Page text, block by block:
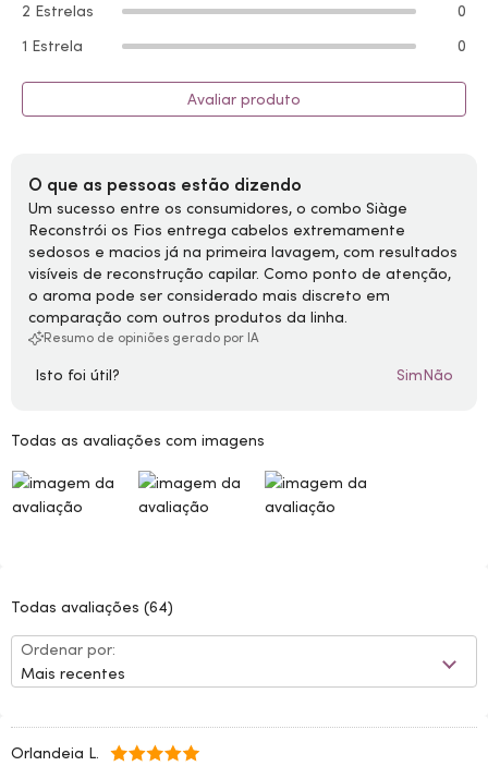
2 Estrelas
0
1 Estrela
0
Avaliar produto
O que as pessoas estão dizendo
Um sucesso entre os consumidores, o combo Siàge
Reconstrói os Fios entrega cabelos extremamente
sedosos e macios já na primeira lavagem, com resultados
visíveis de reconstrução capilar. Como ponto de atenção,
o aroma pode ser considerado mais discreto em
comparação com outros produtos da linha.
Resumo de opiniões gerado por IA
Isto foi útil? SimNão
Todas as avaliações com imagens
Todas avaliações (64)
Ordenar por:
Mais recentes
Orlandeia L.